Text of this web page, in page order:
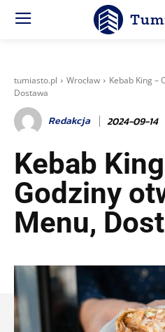
tumiasto.pl Wrocław
Kebab King –
Dostawa
Redakcja 2024-09-14
Kebab
Godziny
Menu,